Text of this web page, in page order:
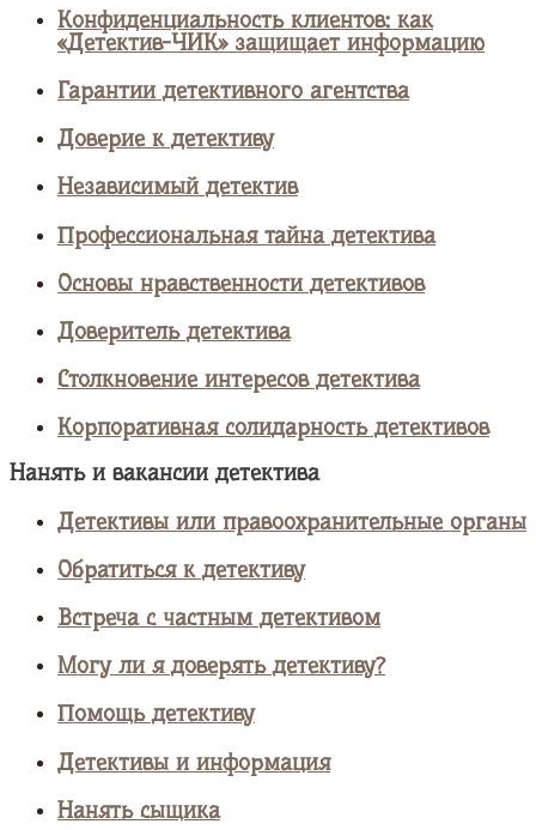
Конфиденциальность клиентов: как
«Детектив-ЧИК» защищает информацию
Гарантии детективного агентства
Доверие к детективу
Независимый детектив
Профессиональная тайна детектива
Основы нравственности детективов
Доверитель детектива
Столкновение интересов детектива
Корпоративная солидарность детективов
Нанять и вакансии детектива
Детективы или правоохранительные органы
Обратиться к детективу
Встреча с частным детективом
Могу ли я доверять детективу?
Помощь детективу
Детективы и информация
Нанять сыщика